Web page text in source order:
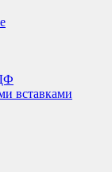
вставками